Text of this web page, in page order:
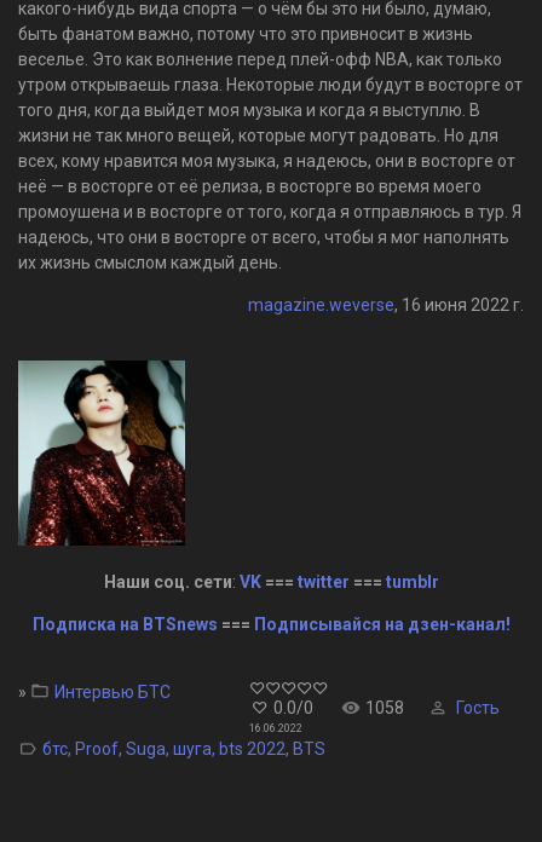
какого-нибудь вида спорта — о чём бы это ни было, думаю,
быть фанатом важно, потому что это привносит в жизнь
веселье. Это как волнение перед плей-офф NBA, как только
утром открываешь глаза. Некоторые люди будут в восторге от
того дня, когда выйдет моя музыка и когда я выступлю. В
жизни не так много вещей, которые могут радовать. Но для
всех, кому нравится моя музыка, я надеюсь, они в восторге от
неё — в восторге от её релиза, в восторге во время моего
промоушена и в восторге от того, когда я отправляюсь в тур. Я
надеюсь, что они в восторге от всего, чтобы я мог наполнять
их жизнь смыслом каждый день.
magazine.weverse, 16 июня 2022 г.
Наши соц. сети: VK=== twitter === tumblr
Подписка на BTSnews === Подписывайся на дзен-канал!
0.0/0 1058 Гость
16.06.2022
» Интервью БТС
бтс, Proof, Suga, шуга, bts 2022, BTS